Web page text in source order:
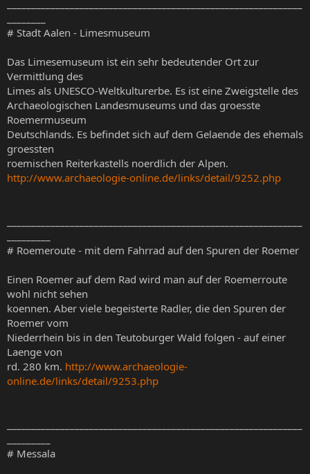
# Stadt Aalen - Limesmuseum
Das Limesemuseum ist ein sehr bedeutender Ort zur
Vermittlung des
Limes als UNESCO-Weltkulturerbe. Es ist eine Zweigstelle des
Archaeologischen Landesmuseums und das groesste
Roemermuseum
Deutschlands. Es befindet sich auf dem Gelaende des ehemals
groessten
roemischen Reiterkastells noerdlich der Alpen.
http://www.archaeologie-online.de/links/detail/9252.php
# Roemeroute - mit dem Fahrrad auf den Spuren der Roemer
Einen Roemer auf dem Rad wird man auf der Roemerroute
wohl nicht sehen
koennen. Aber viele begeisterte Radler, die den Spuren der
Roemer vom
Niederrhein bis in den Teutoburger Wald folgen - auf einer
Laenge von
rd. 280 km. http://www.archaeologie-
online.de/links/detail/9253.php
# Messala